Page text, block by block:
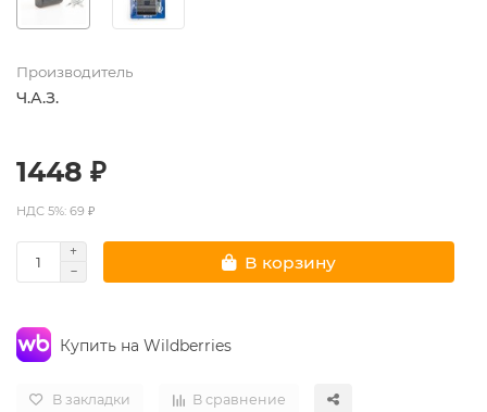
Производитель
Ч.А.З.
1448 ₽
НДС 5%: 69 ₽
В корзину
Купить на Wildberries
В закладки В сравнение